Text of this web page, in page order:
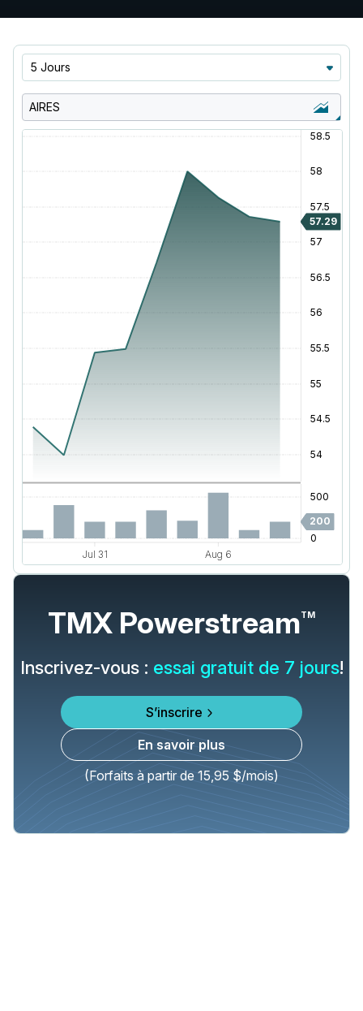
5 Jours
AIRES
TMX PowerstreamTM
Inscrivez-vous : essai gratuit de 7 jours!
S’inscrire
En savoir plus
(Forfaits à partir de 15,95 $/mois)